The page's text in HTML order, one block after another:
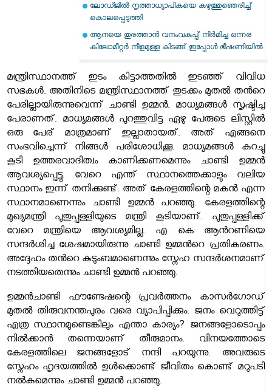
ലോഡ്ജില്‍ നൃത്താധ്യാപികയെ കഴുത്തുഞെരിച്ച്
കൊലപ്പെടുത്തി
ആനയെ തുരത്താന്‍ വനംവകുപ്പ് നിര്‍മിച്ച ഒന്നര
കിലോമീറ്റര്‍ നീളമുള്ള കിടങ്ങ് ഇപ്പോള്‍ ഭീഷണിയില്‍
മന്ത്രിസ്ഥാനത്ത് ഇടം കിട്ടാത്തതില്‍ ഇടഞ്ഞ് വിവിധ
സഭകള്‍. അതിനിടെ മന്ത്രിസ്ഥാനത്ത് തുടക്കം മുതൽ തന്‍റെ
പേരില്ലായിരുന്നുവെന്ന് ചാണ്ടി ഉമ്മൻ. മാധ്യമങ്ങൾ സൃഷ്ടിച്ച
പേരാണത്. മാധ്യമങ്ങൾ പുറത്തുവിട്ട ഏഴു പേരുടെ ലിസ്റ്റിൽ
ഒരു പേര് മാത്രമാണ് ഇല്ലാതായത്. അത് എങ്ങനെ
സംഭവിച്ചെന്ന് നിങ്ങൾ പരിശോധിക്കൂ. മാധ്യമങ്ങൾ കുറച്ചു
കൂടി ഉത്തരവാദിത്വം കാണിക്കണമെന്നും ചാണ്ടി ഉമ്മൻ
ആവശ്യപ്പെട്ടു. വേറെ എന്ത് സ്ഥാനത്തെക്കാളും വലിയ
സ്ഥാനം ഇന്ന് തനിക്കുണ്ട്. അത് കേരളത്തിന്റെ മകൻ എന്ന
സ്ഥാനമാണെന്നും ചാണ്ടി ഉമ്മൻ പറഞ്ഞു. കേരളത്തിന്റെ
മുഖ്യമന്ത്രി പുതുപ്പള്ളിയുടെ മന്ത്രി കൂടിയാണ്. പുതുപ്പള്ളിക്ക്
വേറെ മന്ത്രിയെ ആവശ്യമില്ല. എ കെ ആന്‍റണിയെ
സന്ദർശിച്ച ശേഷമായിരുന്നു ചാണ്ടി ഉമ്മന്‍റെ പ്രതികരണം.
അദ്ദേഹം തന്‍റെ കുടുംബമാണെന്നും സ്നേഹ സന്ദർശനമാണ്
നടത്തിയതെന്നും ചാണ്ടി ഉമ്മൻ പറഞ്ഞു.
ഉമ്മൻചാണ്ടി ഫൗണ്ടേഷന്റെ പ്രവർത്തനം കാസർഗോഡ്
മുതൽ തിരുവനന്തപുരം വരെ വ്യാപിപ്പിക്കും. ജനം വെറുത്തിട്ട്
എത്ര സ്ഥാനമുണ്ടെങ്കിലും എന്താ കാര്യം? ജനങ്ങളോടൊപ്പം
നിൽക്കാൻ തന്നെയാണ് തീരുമാനം. വിനയത്തോടെ
കേരളത്തിലെ ജനങ്ങളോട് നന്ദി പറയുന്നു. അവരുടെ
സ്നേഹം ഹൃദയത്തിൽ ഉൾക്കൊണ്ട് ജീവിതം കൊണ്ട് മറുപടി
നൽകുമെന്നും ചാണ്ടി ഉമ്മൻ പറഞ്ഞു.